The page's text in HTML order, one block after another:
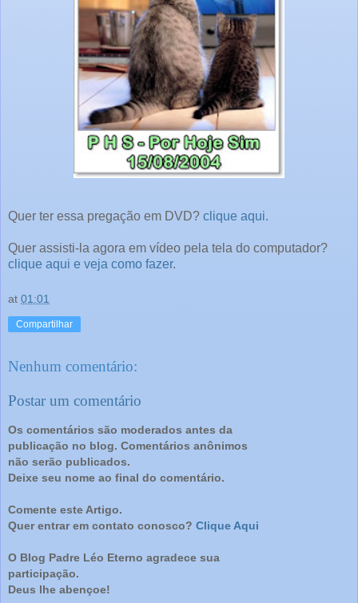
Quer ter essa pregação em DVD? clique aqui.
Quer assisti-la agora em vídeo pela tela do computador?
clique aqui e veja como fazer.
at 01:01
Compartilhar
Nenhum comentário:
Postar um comentário
Os comentários são moderados antes da
publicação no blog. Comentários anônimos
não serão publicados.
Deixe seu nome ao final do comentário.
Comente este Artigo.
Quer entrar em contato conosco? Clique Aqui
O Blog Padre Léo Eterno agradece sua
participação.
Deus lhe abençoe!